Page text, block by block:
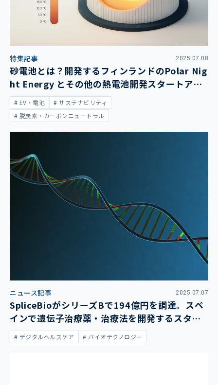
特集記事 2025.07.08
砂電池とは？開発するフィンランドのPolar Nig
ht Energy とその他の熱電池開発スタートアッ
プについて
EV・電池
サステナビリティ
脱炭素・カーボンニュートラル
ニュース記事 2025.07.07
SpliceBioがシリーズBで194億円を調達。スペ
インで遺伝子治療薬・治療法を開発するスター
トアップ
デジタルヘルスケア バイオテクノロジー